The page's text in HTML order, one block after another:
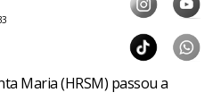
Maria (HRSM) passou a